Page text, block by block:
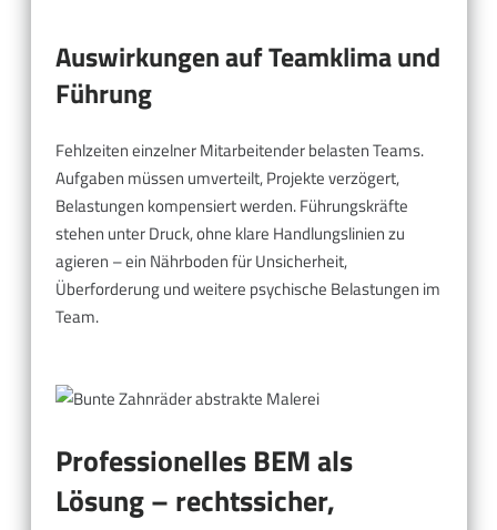
Auswirkungen auf Teamklima und
Führung
Fehlzeiten einzelner Mitarbeitender belasten Teams.
Aufgaben müssen umverteilt, Projekte verzögert,
Belastungen kompensiert werden. Führungskräfte
stehen unter Druck, ohne klare Handlungslinien zu
agieren – ein Nährboden für Unsicherheit,
Überforderung und weitere psychische Belastungen im
Team.
Professionelles BEM als
Lösung – rechtssicher,